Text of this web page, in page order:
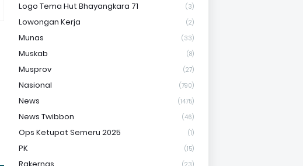
Logo Tema Hut Bhayangkara 71 (3)
Lowongan Kerja (2)
Munas (33)
Muskab (8)
Musprov (27)
Nasional (790)
News (1475)
News Twibbon (46)
Ops Ketupat Semeru 2025 (1)
PK (15)